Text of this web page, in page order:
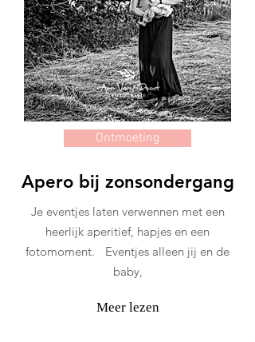
Ontmoeting
Apero bij zonsondergang
Je eventjes laten verwennen met een
heerlijk aperitief, hapjes en een
fotomoment. Eventjes alleen jij en de
baby,
Meer lezen